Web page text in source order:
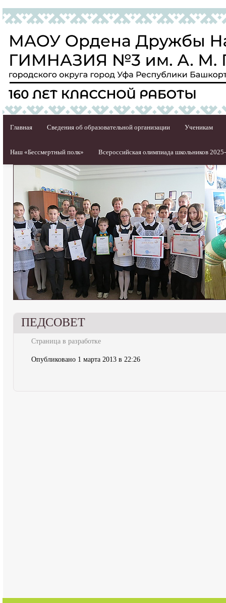
Главная Сведения об образовательной организации Ученикам
Наш «Бессмертный полк» Всероссийская олимпиада школьников
ПЕДСОВЕТ
Страница в разработке
Опубликовано 1 марта 2013 в 22:26